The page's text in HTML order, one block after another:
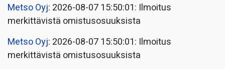
Metso Oyj: 2026-08-07 15:50:01: Ilmoitus
merkittävistä omistusosuuksista
Metso Oyj: 2026-08-07 15:50:01: Ilmoitus
merkittävistä omistusosuuksista